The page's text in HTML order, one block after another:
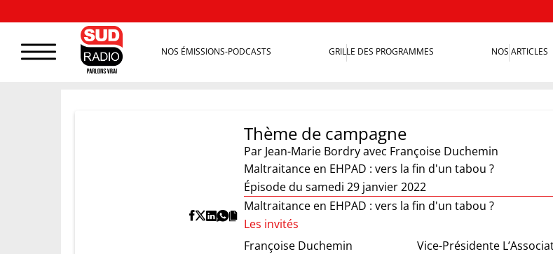
NOS ÉMISSIONS-PODCASTS GRILLE DES PROGRAMMES NOS ARTICLES
Thème de campagne
Par Jean-Marie Bordryavec Françoise Duchemin
Maltraitance en EHPAD : vers la fin d'un tabou ?
Épisode du samedi 29 janvier 2022
Maltraitance en EHPAD : vers la fin d'un tabou ?
Les invités
Françoise Duchemin
Vice-Présidente